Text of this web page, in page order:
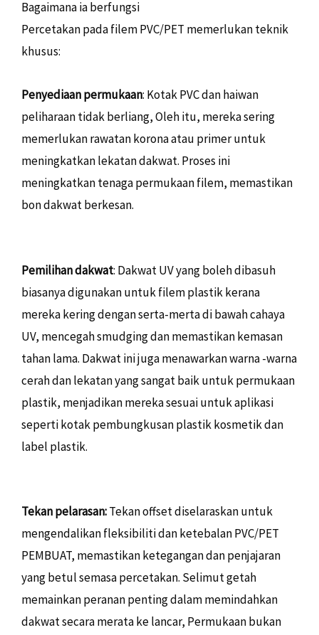
Bagaimana ia berfungsi
Percetakan pada filem PVC/PET memerlukan teknik
khusus:
Penyediaan permukaan: Kotak PVC dan haiwan
peliharaan tidak berliang, Oleh itu, mereka sering
memerlukan rawatan korona atau primer untuk
meningkatkan lekatan dakwat. Proses ini
meningkatkan tenaga permukaan filem, memastikan
bon dakwat berkesan.
Pemilihan dakwat: Dakwat UV yang boleh dibasuh
biasanya digunakan untuk filem plastik kerana
mereka kering dengan serta-merta di bawah cahaya
UV, mencegah smudging dan memastikan kemasan
tahan lama. Dakwat ini juga menawarkan warna -warna
cerah dan lekatan yang sangat baik untuk permukaan
plastik, menjadikan mereka sesuai untuk aplikasi
seperti kotak pembungkusan plastik kosmetik dan
label plastik.
Tekan pelarasan:Tekan offset diselaraskan untuk
mengendalikan fleksibiliti dan ketebalan PVC/PET
PEMBUAT, memastikan ketegangan dan penjajaran
yang betul semasa percetakan. Selimut getah
memainkan peranan penting dalam memindahkan
dakwat secara merata ke lancar, Permukaan bukan